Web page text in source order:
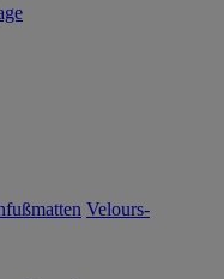
Velours-